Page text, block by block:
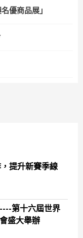
優商品展」
提升新賽季線
第十六屆世界
盛大舉辦